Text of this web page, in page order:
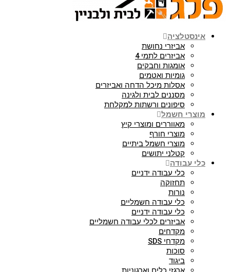
אינסטלציה
אביזרי נחושת
אביזרים לתמי 4
אומגות וחבקים
גומיות ואטמים
אסלות מיכל הדחה ואביזרים
מסננים לבית ולגינה
סיפונים ורשתות למקלחת
מוצרי חשמל
מאווררים ומוצרי קיץ
מוצרי חורף
מוצרי חשמל ביתיים
קטלני יתושים
כלי עבודה
כלי עבודה ידניים
תחזוקה
נורות
כלי עבודה חשמליים
כלי עבודה ידניים
אביזרים לכלי עבודה חשמליים
מקדחים
מקדחי SDS
סוכות
ביגוד